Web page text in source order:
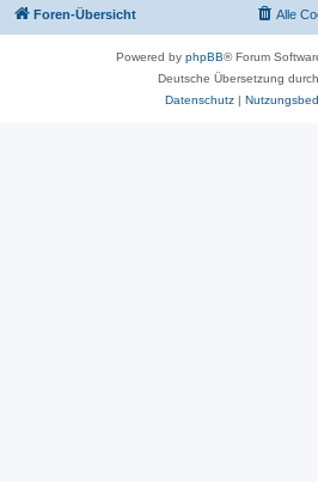
Foren-Übersicht Alle
Powered by phpBB® Forum
Deutsche Übersetzung durch
Datenschutz|